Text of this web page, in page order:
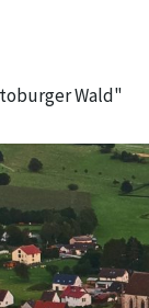
Wald"